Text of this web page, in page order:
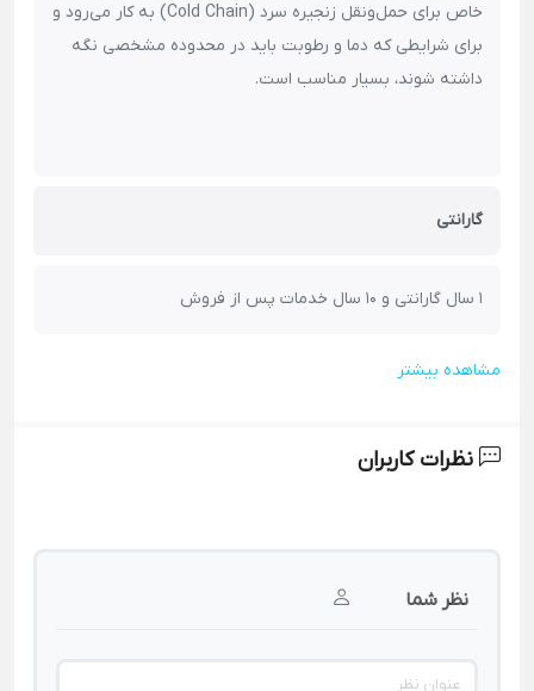
خاص برای حمل‌ونقل زنجیره سرد (Cold Chain) به کار می‌رود و
برای شرایطی که دما و رطوبت باید در محدوده مشخصی نگه
داشته شوند، بسیار مناسب است.
گارانتی
1 سال گارانتی و 10 سال خدمات پس از فروش
مشاهده بیشتر
نظرات کاربران
نظر شما